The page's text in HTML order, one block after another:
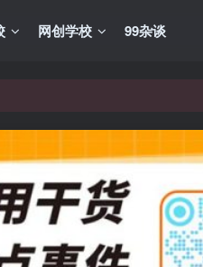
网创学校 99杂谈
教程、创业教程、网络营销教